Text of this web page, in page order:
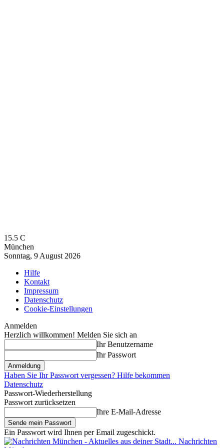
15.5 C
München
Sonntag, 9 August 2026
Hilfe
Kontakt
Impressum
Datenschutz
Cookie-Einstellungen
Anmelden
Herzlich willkommen! Melden Sie sich an
Ihr Benutzername
Ihr Passwort
Haben Sie Ihr Passwort vergessen? Hilfe bekommen
Datenschutz
Passwort-Wiederherstellung
Passwort zurücksetzen
Ihre E-Mail-Adresse
Ein Passwort wird Ihnen per Email zugeschickt.
Nachrichten